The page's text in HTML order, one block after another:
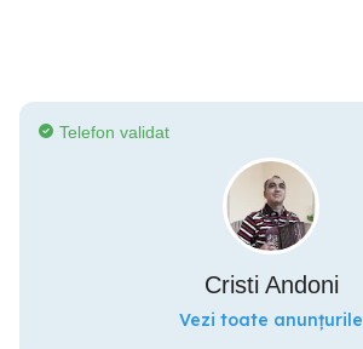
Telefon validat
Cristi Andoni
Vezi toate anunțurile